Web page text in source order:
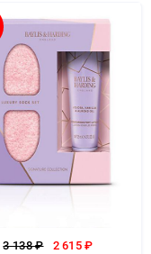
3 138 ₽ 2 615 ₽